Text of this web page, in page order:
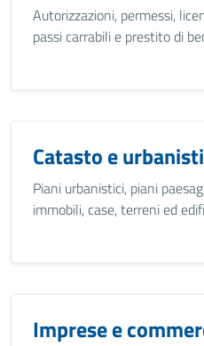
Autorizzazioni, permessi,
passi carrabili e prestito di
Catasto e
Piani urbanistici, piani
immobili, case, terreni ed
Imprese e